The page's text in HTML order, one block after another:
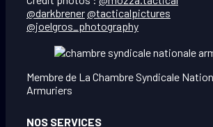
@darkbrener@tacticalpictures
@joelgros_photography
Membre de La Chambre Syndicale
Armuriers
NOS SERVICES